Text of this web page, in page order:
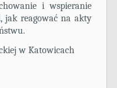
i wspieranie
jak reagować na akty
w Katowicach